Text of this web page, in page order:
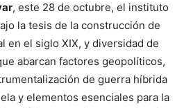
, este 28 de octubre, el instituto
la tesis de la construcción de
en el siglo XIX, y diversidad de
abarcan factores geopolíticos,
de guerra híbrida
y elementos esenciales para la